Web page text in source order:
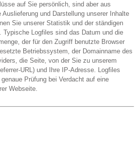
auf Sie persönlich, sind aber aus
und Darstellung unserer Inhalte
Sie unserer Statistik und der ständigen
Typische Logfiles sind das Datum und die
der für den Zugriff benutzte Browser
Betriebssystem, der Domainname des
die Seite, von der Sie zu unserem
URL) und Ihre IP-Adresse. Logfiles
Prüfung bei Verdacht auf eine
Webseite.